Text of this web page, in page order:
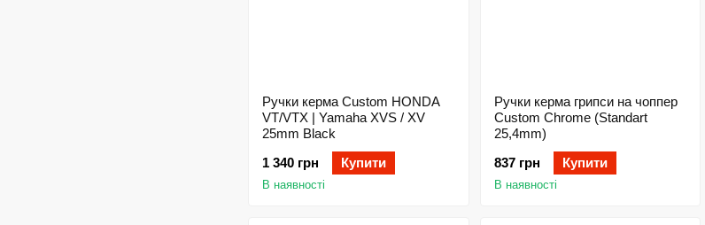
Ручки керма Custom HONDA
VT/VTX | Yamaha XVS / XV
25mm Black
1 340 грн
Купити
В наявності
Ручки керма грипси на чоппер
Custom Сhrome (Standart
25,4mm)
837 грн
Купити
В наявності